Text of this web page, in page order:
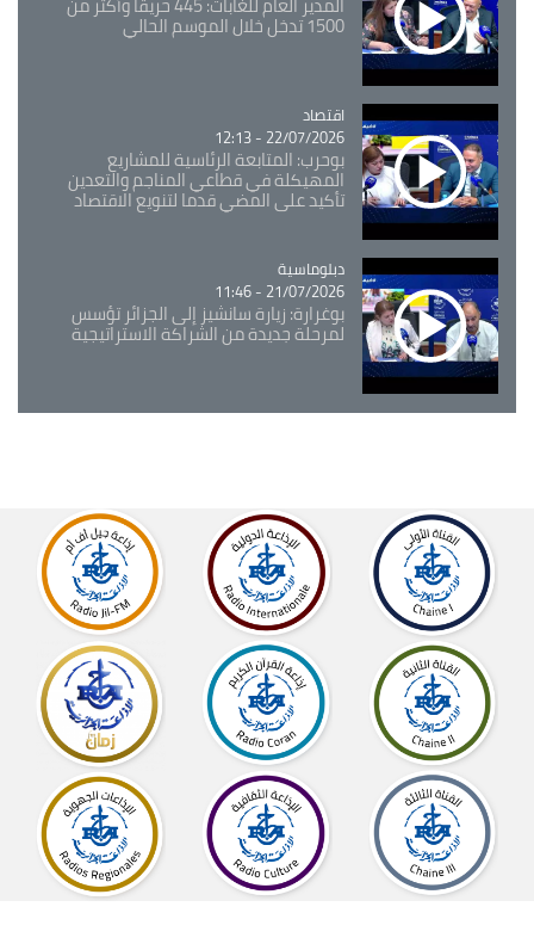
1500 تدخل خلال الموسم الحالي
Catégorie
اقتصاد
22/07/2026 - 12:13
بوحرب: المتابعة الرئاسية للمشاريع
المهيكلة في قطاعي المناجم والتعدين
تأكيد على المضي قدما لتنويع الاقتصاد
Catégorie
دبلوماسية
21/07/2026 - 11:46
بوغرارة: زيارة سانشيز إلى الجزائر تؤسس
لمرحلة جديدة من الشراكة الاستراتيجية